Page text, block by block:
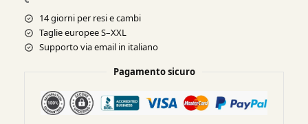
14 giorni per resi e cambi
Taglie europee S–XXL
Supporto via email in italiano
Pagamento sicuro